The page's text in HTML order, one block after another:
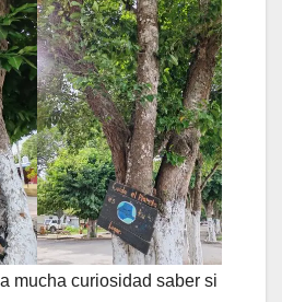
mucha curiosidad saber si